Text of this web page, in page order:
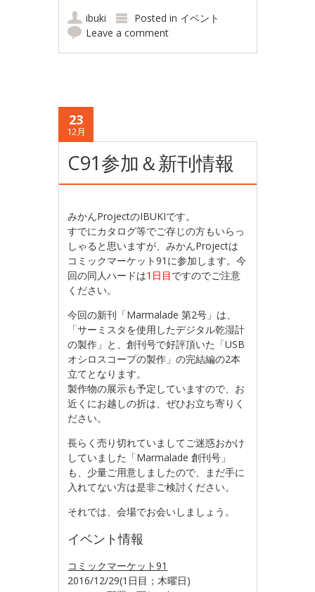
ibuki Posted in イベント
Leave a comment
23
12月
C91参加＆新刊情報
みかんProjectのIBUKIです。
すでにカタログ等でご存じの方もいらっ
しゃると思いますが、みかんProjectは
コミックマーケット91に参加します。今
回の同人ハードは1日目ですのでご注意
ください。
今回の新刊「Marmalade 第2号」は、
「サーミスタを使用したデジタル乾湿計
の製作」と、創刊号で好評頂いた「USB
オシロスコープの製作」の完結編の2本
立てとなります。
製作物の展示も予定していますので、お
近くにお越しの折は、ぜひお立ち寄りく
ださい。
長らく売り切れていましてご迷惑おかけ
していました「Marmalade 創刊号」
も、少量ご用意しましたので、まだ手に
入れてない方は是非ご検討ください。
それでは、会場でお会いしましょう。
イベント情報
コミックマーケット91
2016/12/29(1日目；木曜日)